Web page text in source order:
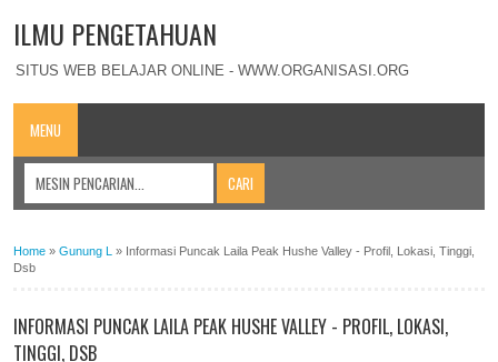
ILMU PENGETAHUAN
SITUS WEB BELAJAR ONLINE - WWW.ORGANISASI.ORG
MENU
Home » Gunung L » Informasi Puncak Laila Peak Hushe Valley - Profil, Lokasi, Tinggi,
Dsb
INFORMASI PUNCAK LAILA PEAK HUSHE VALLEY - PROFIL, LOKASI,
TINGGI, DSB